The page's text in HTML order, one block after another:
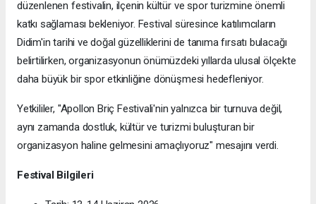
düzenlenen festivalin, ilçenin kültür ve spor turizmine önemli
katkı sağlaması bekleniyor. Festival süresince katılımcıların
Didim'in tarihi ve doğal güzelliklerini de tanıma fırsatı bulacağı
belirtilirken, organizasyonun önümüzdeki yıllarda ulusal ölçekte
daha büyük bir spor etkinliğine dönüşmesi hedefleniyor.
Yetkililer, "Apollon Briç Festivali'nin yalnızca bir turnuva değil,
aynı zamanda dostluk, kültür ve turizmi buluşturan bir
organizasyon haline gelmesini amaçlıyoruz" mesajını verdi.
Festival Bilgileri